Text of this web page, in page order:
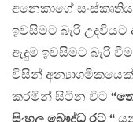
අනෙකාගේ
ඉවසීමට බැරි
ඇදුම ඉවසීමට බැරි
විසින්
කරමින් සිටින විට
සිංහල බෞද්ධ රට “